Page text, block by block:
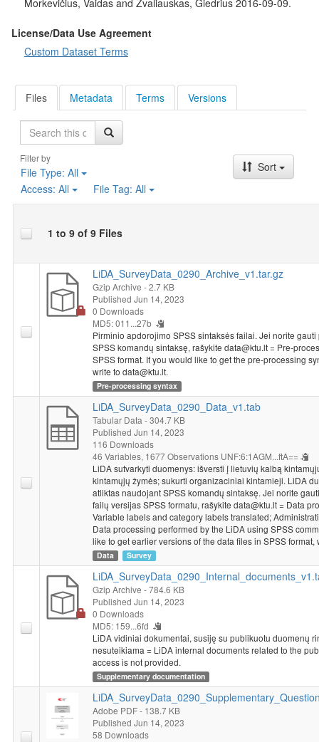
Morkevičius, Vaidas and Žvaliauskas, Giedrius 2016-09-09.
License/Data Use Agreement
Custom Dataset Terms
Files Metadata Terms Versions
Search
Filter by
File Type: All
Access: All File Tag: All
Sort
1 to 9 of 9 Files
LiDA_SurveyData_0290_Archive_v1.tar.gz
Gzip Archive - 2.7 KB
Published Jun 14, 2023
0 Downloads
MD5: 011...27b
Pirminio apdorojimo SPSS sintaksės failai. Jei norite
SPSS komandų sintaksę, rašykite data@ktu.lt = Pre-
SPSS format. If you would like to get the pre-processing
write to data@ktu.lt.
Pre-processing syntax
LiDA_SurveyData_0290_Data_v1.tab
Tabular Data - 304.7 KB
Published Jun 14, 2023
116 Downloads
46 Variables, 1677 Observations UNF:6:1AGM...ftA==
LiDA sutvarkyti duomenys: išversti į lietuvių kalbą
kintamųjų žymės; sukurti organizaciniai kintamieji. LiDA
atliktas naudojant SPSS komandų sintaksę. Jei norite
failų versijas SPSS formatu, rašykite data@ktu.lt = Data
Variable labels and category labels translated;
Data processing performed by the LiDA using SPSS
like to get earlier versions of the data files in SPSS format,
Data Survey
Gzip Archive - 784.6 KB
Published Jun 14, 2023
0 Downloads
MD5: 159...6fd
LiDA vidiniai dokumentai, susiję su publikuotu duomenų
nesuteikiama = LiDA internal documents related to the
access is not provided.
Supplementary documentation
Adobe PDF- 138.7 KB
Published Jun 14, 2023
58 Downloads